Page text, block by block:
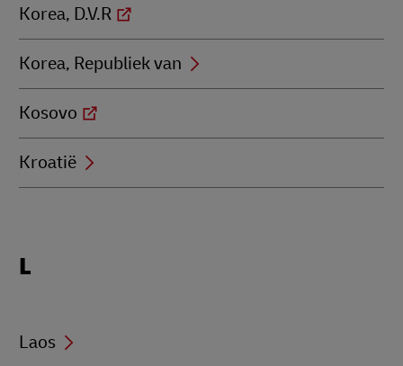
Korea, D.V.R
Korea, Republiek van
Kosovo
Kroatië
L
Laos